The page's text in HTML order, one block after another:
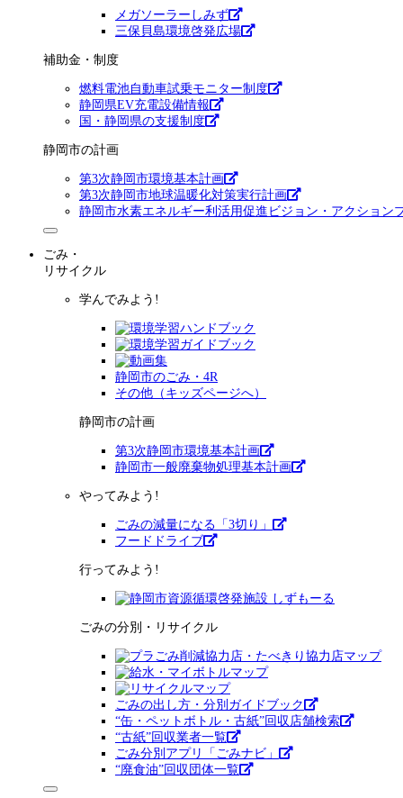
メガソーラーしみず
三保貝島環境啓発広場
補助金・制度
燃料電池自動車試乗モニター制度
静岡県EV充電設備情報
国・静岡県の支援制度
静岡市の計画
第3次静岡市環境基本計画
第3次静岡市地球温暖化対策実行計画
静岡市水素エネルギー利活用促進ビジョン・アクション
ごみ・
リサイクル
学んでみよう!
静岡市のごみ・4R
その他（キッズページへ）
静岡市の計画
第3次静岡市環境基本計画
静岡市一般廃棄物処理基本計画
やってみよう!
ごみの減量になる「3切り」
フードドライブ
行ってみよう!
ごみの分別・リサイクル
ごみの出し方・分別ガイドブック
“缶・ペットボトル・古紙”回収店舗検索
“古紙”回収業者一覧
ごみ分別アプリ「ごみナビ」
“廃食油”回収団体一覧